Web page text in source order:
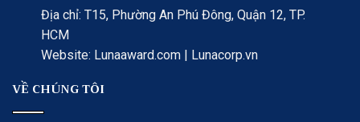
Địa chỉ: T15, Phường An Phú Đông, Quận 12, TP.
HCM
Website: Lunaaward.com | Lunacorp.vn
VỀ CHÚNG TÔI